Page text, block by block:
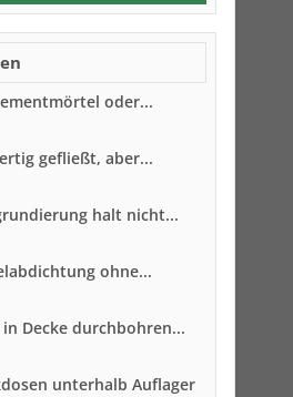
oder...
gefließt, aber...
halt nicht...
ohne...
Decke durchbohren...
unterhalb Auflager